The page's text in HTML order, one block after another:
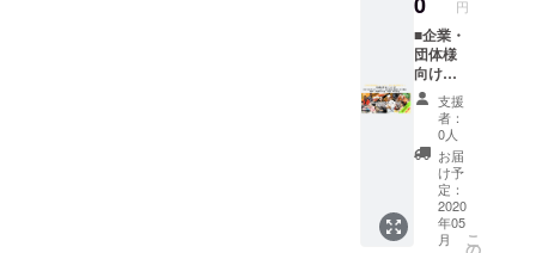
お名
前： 送
付先電
話番
号： 配
送形
態：通
常冷蔵
配送・
瞬間冷
凍配送
※冷凍の
す。詳
しいお
値段
は、ご
予約の
際にHP
もしく
は予約
サイト
よりご
確認く
ださ
い。
に記入
をお願
いいた
しま
す。
予約の
際にHP
もしく
は予約
サイト
よりご
確認く
ださ
い。
(https://
www.u
me-
yamazo
チケッ
ト有効
期限：
チケッ
ト到着
より、2
年間有
効です
（2020
年5月ご
ろ、到
着予
定） ⁻セ
精算く
ださ
い。 ※
宿泊を
事前決
済で予
約され
た場
合、チ
ケット
での換
金はで
きませ
聞・朝
日新
聞・毎
日放
送・テ
レビ朝
日・テ
レビ関
西 等
≪ (株)
梅守本
店 直近
の受賞
はず！
チーム
ビル
ディン
グとし
ても最
適な空
間を提
供する
ことが
できま
す！ ----
-----------
どをお
話する
ことが
できま
す。
（内容
は、企
業様と
ご相談
の上、
より知
りたい
内容に
してい
る野菜
や雑貨
の購入
など、
なにに
でもご
利用い
ただけ
ます。 -
ume,の
「宿
泊、体
円
■企業・
団体様
向け
（11~2
0名様向
け） ■
セミ
ナー付
き宿泊
研修プ
ラン
（全館
支援
者：
0人
お届
け予
定：
2020
年05
月
こ